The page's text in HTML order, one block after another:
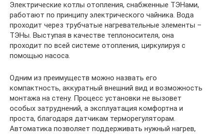
Электрические котлы отопления, снабженные ТЭНами,
работают по принципу электрического чайника. Вода
проходит через трубчатые нагревательные элементы –
ТЭНы. Выступая в качестве теплоносителя, она
проходит по всей системе отопления, циркулируя с
помощью насоса.
Одним из преимуществ можно назвать его
компактность, аккуратный внешний вид и возможность
монтажа на стену. Процесс установки не вызовет
особых затруднений, а эксплуатация комфортна и
проста, благодаря датчикам терморегуляторам.
Автоматика позволяет поддерживать нужный нагрев,